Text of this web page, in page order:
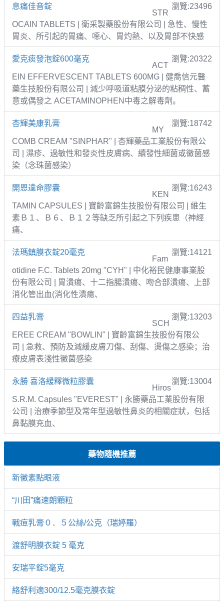
息痛佳音錠 瀏覽:23496
STR
OCAIN TABLETS | 衛采製藥股份有限公司 | 急性、慢性
胃炎、所引起的胃痛、噁心、胃灼熱、以及胃部不快感
愛克痰發泡錠600毫克 瀏覽:20322
ACT
EIN EFFERVESCENT TABLETS 600MG | 健喬信元醫
藥生技股份有限公司 | 減少呼吸道粘膜分泌的粘稠性、蓄
意或偶發之 ACETAMINOPHEN中毒之解毒劑。
杏輝美康乳膏 瀏覽:18742
MY
COMB CREAM "SINPHAR" | 杏輝藥品工業股份有限公
司 | 濕疹、過敏性和發炎性皮膚病、續發性細菌或黴菌感
染（念珠菌感染）
開恩達命膠囊 瀏覽:16243
KEN
TAMIN CAPSULES | 寶齡富錦生技股份有限公司 | 維生
素Ｂ１、Ｂ６、Ｂ１２等缺乏所引起之下列疾患（神經
痛、
法瑪鎮膜衣錠20毫克 瀏覽:14121
Fam
otidine F.C. Tablets 20mg "CYH" | 中化裕民健康事業股
份有限公司 | 胃潰瘍、十二指腸潰瘍、吻合部潰瘍、上部
消化管出血(消化性潰瘍、
四益乳膏 瀏覽:13203
SCH
EREE CREAM "BOWLIN" | 寶齡富錦生技股份有限公
司 | 急救、預防及減緩皮膚刀傷、刮傷、燙傷之感染；治
療皮膚表淺性黴菌感染
永勝 喜洛緩釋微粒膠囊 瀏覽:13004
Hiros
S.R.M. Capsules "EVEREST" | 永勝藥品工業股份有限
公司 | 治療季節型及常年型過敏性鼻炎的相關症狀，包括
鼻黏膜充血、
藥物隨機推薦
新黴素點眼液
“川田”痛速朗顆粒
戰痘乳膏０．５公絲/公克（瑞婷羅）
渡舒明膜衣錠 5 毫克
安瑞平錠5毫克
絡舒利適300/12.5毫克膜衣錠